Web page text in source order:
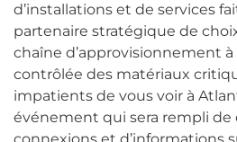
d’installations et de services
partenaire stratégique de
chaîne d’approvisionnement
contrôlée des matériaux
impatients de vous voir à
événement qui sera rempli de